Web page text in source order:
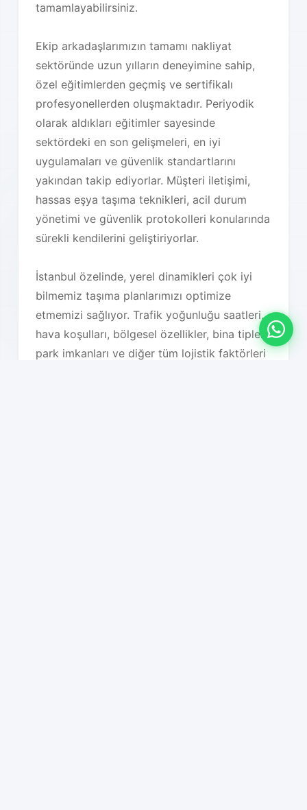
tamamlayabilirsiniz.
Ekip arkadaşlarımızın tamamı nakliyat
sektöründe uzun yılların deneyimine sahip,
özel eğitimlerden geçmiş ve sertifikalı
profesyonellerden oluşmaktadır. Periyodik
olarak aldıkları eğitimler sayesinde
sektördeki en son gelişmeleri, en iyi
uygulamaları ve güvenlik standartlarını
yakından takip ediyorlar. Müşteri iletişimi,
hassas eşya taşıma teknikleri, acil durum
yönetimi ve güvenlik protokolleri konularında
sürekli kendilerini geliştiriyorlar.
İstanbul özelinde, yerel dinamikleri çok iyi
bilmemiz taşıma planlarımızı optimize
etmemizi sağlıyor. Trafik yoğunluğu saatleri,
hava koşulları, bölgesel özellikler, bina tipleri,
park imkanları ve diğer tüm lojistik faktörleri